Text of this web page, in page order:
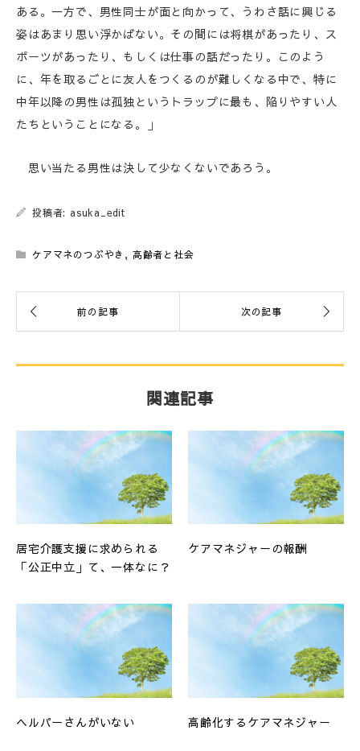
ある。一方で、男性同士が面と向かって、うわさ話に興じる
姿はあまり思い浮かばない。その間には将棋があったり、ス
ポーツがあったり、もしくは仕事の話だったり。このよう
に、年を取るごとに友人をつくるのが難しくなる中で、特に
中年以降の男性は孤独というトラップに最も、陥りやすい人
たちということになる。」
思い当たる男性は決して少なくないであろう。
投稿者: asuka_edit
ケアマネのつぶやき , 高齢者と社会
関連記事
居宅介護支援に求められる
「公正中立」て、一体なに？
ケアマネジャーの報酬
ヘルパーさんがいない 高齢化するケアマネジャー